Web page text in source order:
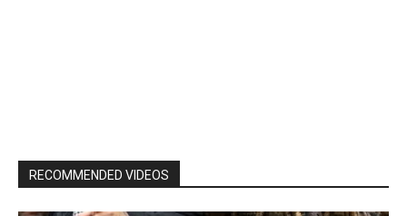
RECOMMENDED VIDEOS